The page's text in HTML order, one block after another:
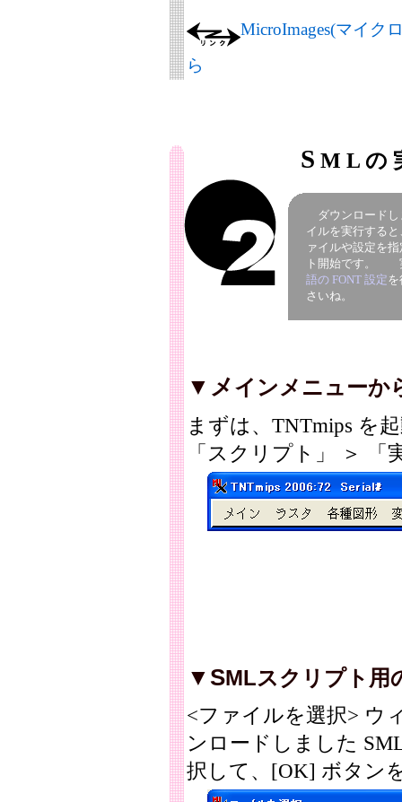
MicroImages(マイク
ら
S M L の
ダウンロードし
イルを実行する
ァイルや設定を
ト開始です。
語の FONT 設定
さいね。
▼メインメニューか
まずは、TNTmips を
「スクリプト」 ＞ 「
▼SMLスクリプト用
<ファイルを選択> ウ
ンロードしました
択して、[OK] ボタン